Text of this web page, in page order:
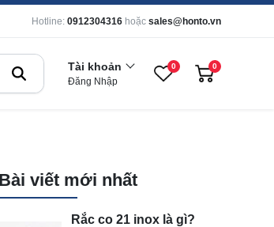
Hotline: 0912304316 hoặc sales@honto.vn
Tài khoản
Đăng Nhập
0 0
Bài viết mới nhất
Rắc co 21 inox là gì?